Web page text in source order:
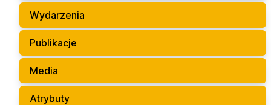
Wydarzenia
Publikacje
Media
Atrybuty